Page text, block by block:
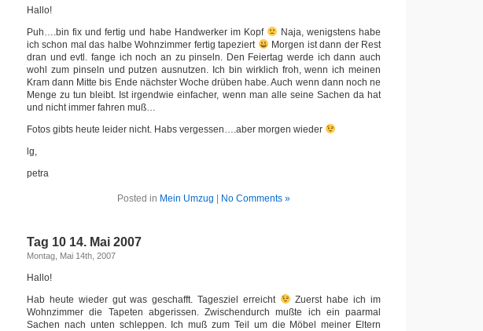
Hallo!
Puh….bin fix und fertig und habe Handwerker im Kopf
Naja, wenigstens habe
ich schon mal das halbe Wohnzimmer fertig tapeziert
Morgen ist dann der Rest
dran und evtl. fange ich noch an zu pinseln. Den Feiertag werde ich dann auch
wohl zum pinseln und putzen ausnutzen. Ich bin wirklich froh, wenn ich meinen
Kram dann Mitte bis Ende nächster Woche drüben habe. Auch wenn dann noch ne
Menge zu tun bleibt. Ist irgendwie einfacher, wenn man alle seine Sachen da hat
und nicht immer fahren muß…
Fotos gibts heute leider nicht. Habs vergessen….aber morgen wieder
lg,
petra
Posted in Mein Umzug No Comments »
Tag 10 14. Mai 2007
Montag, Mai 14th, 2007
Hallo!
Hab heute wieder gut was geschafft. Tagesziel erreicht
Zuerst habe ich im
Wohnzimmer die Tapeten abgerissen. Zwischendurch mußte ich ein paarmal
Sachen nach unten schleppen. Ich muß zum Teil um die Möbel meiner Eltern